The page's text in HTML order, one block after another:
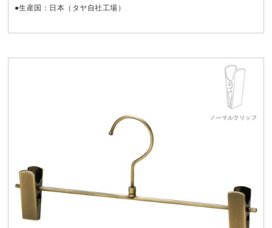
●生産国：日本（タヤ自社工場）